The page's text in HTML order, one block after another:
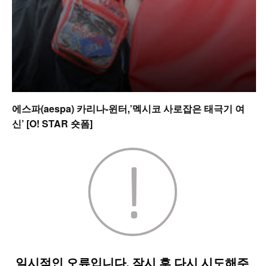
에스파(aespa) 카리나-윈터,’멕시코 사로잡은 태극기 여
신’ [O! STAR 숏폼]